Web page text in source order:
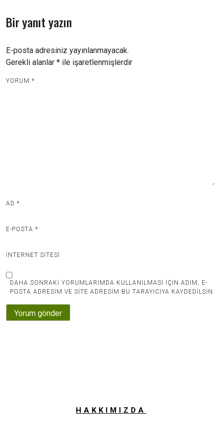
Bir yanıt yazın
E-posta adresiniz yayınlanmayacak.
Gerekli alanlar * ile işaretlenmişlerdir
YORUM *
AD *
E-POSTA *
İNTERNET SITESI
DAHA SONRAKI YORUMLARIMDA KULLANILMASI IÇIN ADIM, E-
POSTA ADRESIM VE SITE ADRESIM BU TARAYICIYA KAYDEDILSIN.
HAKKIMIZDA